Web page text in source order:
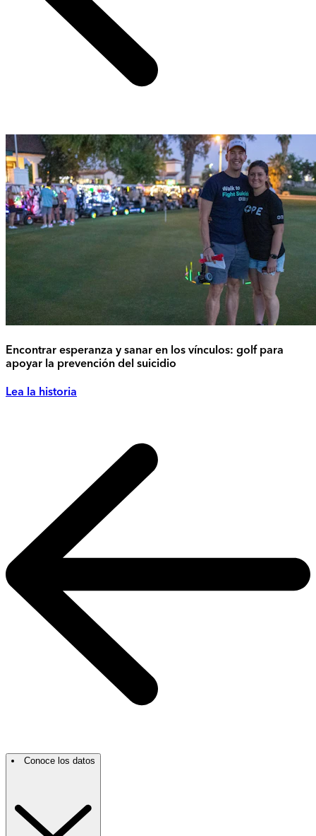
Encontrar esperanza y sanar en los vínculos: golf para
apoyar la prevención del suicidio
Lea la historia
Conoce los datos